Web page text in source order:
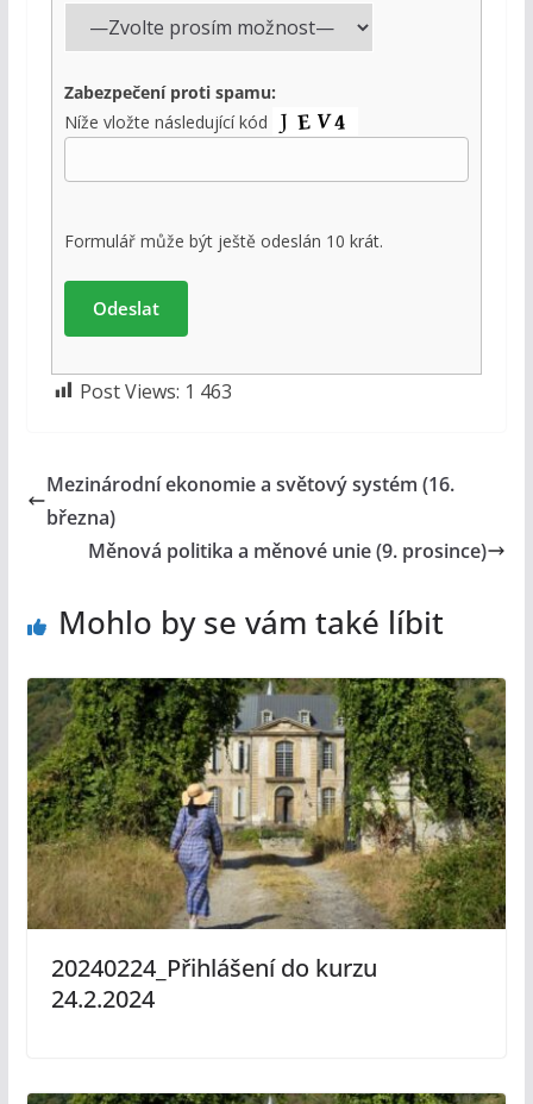
Zabezpečení proti spamu:
Níže vložte následující kód
Formulář může být ještě odeslán 10 krát.
Post Views: 1 463
Mezinárodní ekonomie a světový systém (16.
března)
Měnová politika a měnové unie (9. prosince)
Mohlo by se vám také líbit
20240224_Přihlášení do kurzu
24.2.2024